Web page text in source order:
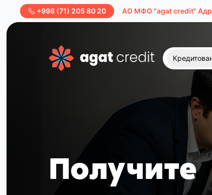
+998 (71) 205 80 20 AО МФО "agat credit"
Получите